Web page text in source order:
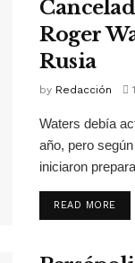
Roger
Rusia
by Redacción
Waters debía
año, pero
iniciaron
READ MORE